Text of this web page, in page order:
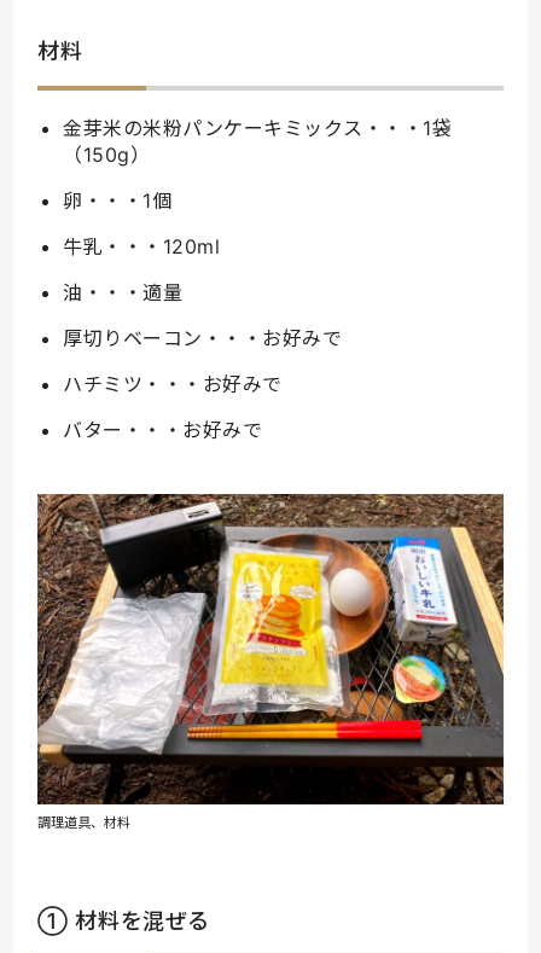
材料
金芽米の米粉パンケーキミックス・・・1袋
（150g）
卵・・・1個
牛乳・・・120ml
油・・・適量
厚切りベーコン・・・お好みで
ハチミツ・・・お好みで
バター・・・お好みで
調理道具、材料
① 材料を混ぜる